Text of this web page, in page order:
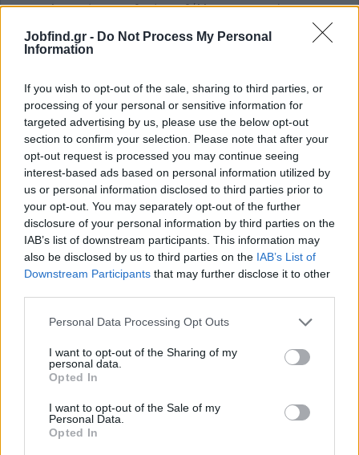
Jobfind.gr - Do Not Process My Personal
Information
If you wish to opt-out of the sale, sharing to third parties, or
processing of your personal or sensitive information for
targeted advertising by us, please use the below opt-out
section to confirm your selection. Please note that after your
opt-out request is processed you may continue seeing
interest-based ads based on personal information utilized by
us or personal information disclosed to third parties prior to
your opt-out. You may separately opt-out of the further
disclosure of your personal information by third parties on the
IAB’s list of downstream participants. This information may
also be disclosed by us to third parties on the IAB’s List of
Downstream Participants that may further disclose it to other
Personal Data Processing Opt Outs
I want to opt-out of the Sharing of my
personal data.
Opted In
I want to opt-out of the Sale of my
Personal Data.
Opted In
επαγγελματικό και σταθερό περιβάλλον. με ευκαιρίες
προσωπικής ανέλιξης, ομαδικό πνεύμα εργασίας και θα έχει
Ατομικό business coaching από κορυφαία στελέχη του χώρου.
Θέσεις εργασίας
Όλες οι Θέσεις Εργασίας
Θέσεις Εργασίας ανά Ειδικότητα